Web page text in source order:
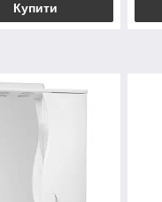
Купити